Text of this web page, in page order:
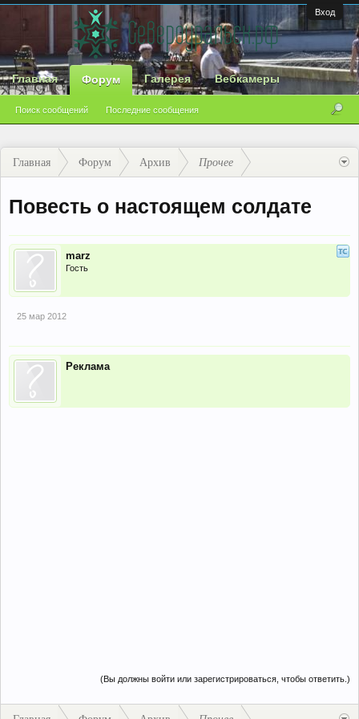
Вход
Главная Форум
Поиск сообщений Последние сообщения
Галерея Вебкамеры
Главная Форум Архив Прочее
Повесть о настоящем солдате
marz
Гость
25 мар 2012
Реклама
(Вы должны войти или зарегистрироваться, чтобы ответить.)